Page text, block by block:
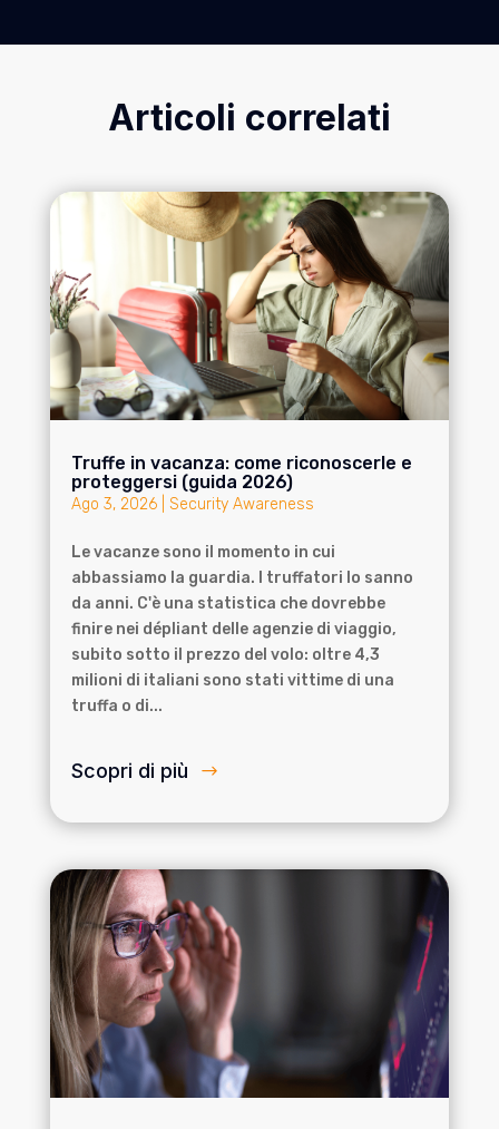
Articoli correlati
Truffe in vacanza: come riconoscerle e
proteggersi (guida 2026)
Ago 3, 2026| Security Awareness
Le vacanze sono il momento in cui
abbassiamo la guardia. I truffatori lo sanno
da anni. C'è una statistica che dovrebbe
finire nei dépliant delle agenzie di viaggio,
subito sotto il prezzo del volo: oltre 4,3
milioni di italiani sono stati vittime di una
truffa o di...
Scopri di più